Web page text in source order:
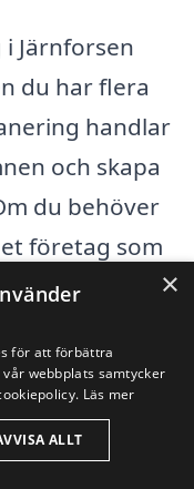
Järnforsen
du har flera
handlar
och skapa
du behöver
företag som
i de
Här är några
experter:
×
för att förbättra
webbplats samtycker
Läs mer
ALLT